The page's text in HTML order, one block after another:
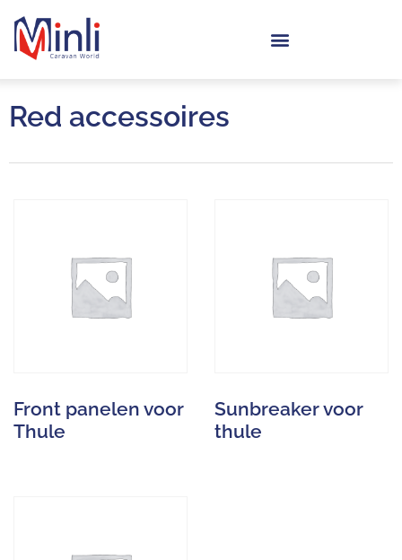
Red accessoires
Front panelen voor
Thule
Sunbreaker voor
thule